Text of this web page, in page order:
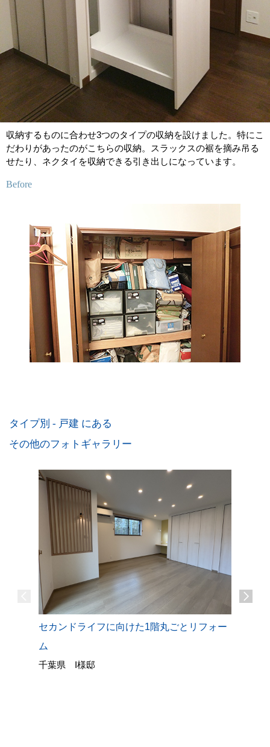
収納するものに合わせ3つのタイプの収納を設けました。特にこ
だわりがあったのがこちらの収納。スラックスの裾を摘み吊る
せたり、ネクタイを収納できる引き出しになっています。
Before
タイプ別 - 戸建 にある
その他のフォトギャラリー
セカンドライフに向けた1階丸ごとリフォー
ム
千葉県 I様邸